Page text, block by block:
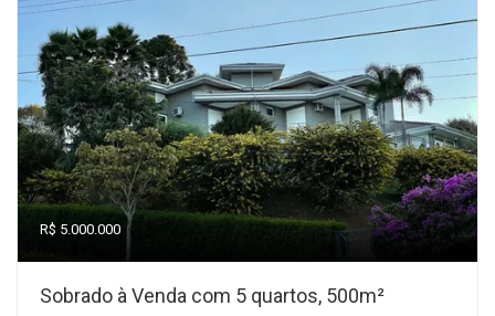
R$ 5.000.000
Sobrado à Venda com 5 quartos, 500m²